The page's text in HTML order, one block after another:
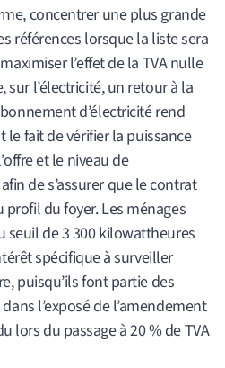
concentrer une plus grande
références lorsque la liste sera
l’effet de la TVA nulle
l’électricité, un retour à la
d’électricité rend
fait de vérifier la puissance
et le niveau de
de s’assurer que le contrat
du foyer. Les ménages
seuil de 3 300 kilowattheures
spécifique à surveiller
puisqu’ils font partie des
l’exposé de l’amendement
lors du passage à 20 % de TVA